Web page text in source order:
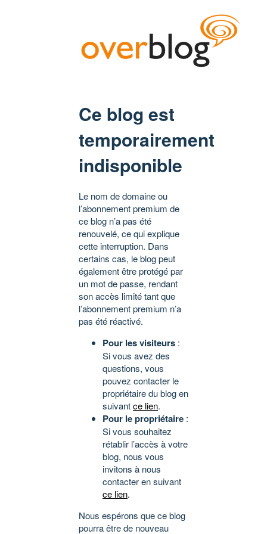
Ce blog est
temporairement
indisponible
Le nom de domaine ou
l’abonnement premium de
ce blog n’a pas été
renouvelé, ce qui explique
cette interruption. Dans
certains cas, le blog peut
également être protégé par
un mot de passe, rendant
son accès limité tant que
l’abonnement premium n’a
pas été réactivé.
Pour les visiteurs :
Si vous avez des
questions, vous
pouvez contacter le
propriétaire du blog en
suivantce lien.
Pour le propriétaire :
Si vous souhaitez
rétablir l’accès à votre
blog, nous vous
invitons à nous
contacter en suivant
ce lien.
Nous espérons que ce blog
pourra être de nouveau